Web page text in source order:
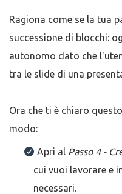
Ragiona come se la tua
successione di blocchi:
autonomo dato che
tra le slide di una
Ora che ti è chiaro
modo:
Apri al Passo 4 -
cui vuoi lavorare e
necessari.